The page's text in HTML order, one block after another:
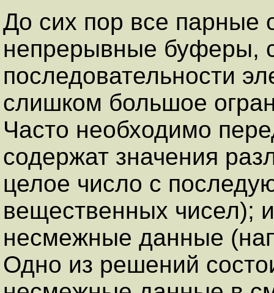
До сих пор все парные
непрерывные буферы,
последовательности
слишком большое
Часто необходимо
содержат значения
целое число с
вещественных чисел);
несмежные данные
Одно из решений